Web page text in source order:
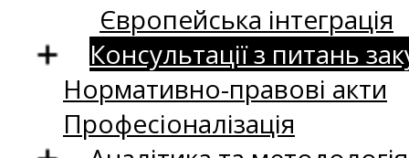
Європейська інтеграція
Консультації з питань
Нормативно-правові акти
Професіоналізація